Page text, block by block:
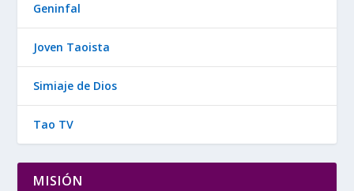
Geninfal
Joven Taoista
Simiaje de Dios
Tao TV
MISIÓN